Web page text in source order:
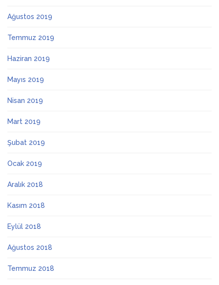
Ağustos 2019
Temmuz 2019
Haziran 2019
Mayıs 2019
Nisan 2019
Mart 2019
Şubat 2019
Ocak 2019
Aralık 2018
Kasım 2018
Eylül 2018
Ağustos 2018
Temmuz 2018